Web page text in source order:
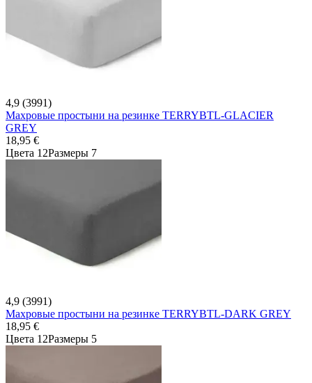
4,9 (3991)
Махровые простыни на резинке TERRYBTL-GLACIER
GREY
18,95 €
Цвета 12Размеры 7
4,9 (3991)
Махровые простыни на резинке TERRYBTL-DARK GREY
18,95 €
Цвета 12Размеры 5